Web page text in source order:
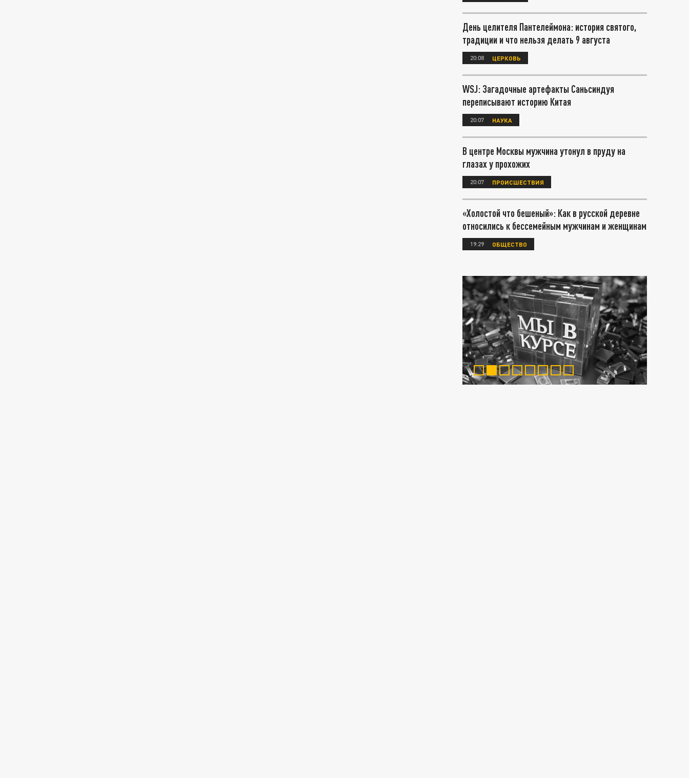
День целителя Пантелеймона: история святого,
традиции и что нельзя делать 9 августа
20:08 ЦЕРКОВЬ
WSJ: Загадочные артефакты Саньсиндуя
переписывают историю Китая
20:07 НАУКА
В центре Москвы мужчина утонул в пруду на
глазах у прохожих
20:07 ПРОИСШЕСТВИЯ
«Холостой что бешеный»: Как в русской деревне
относились к бессемейным мужчинам и женщинам
19:29 ОБЩЕСТВО